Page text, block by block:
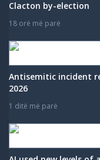
Clacton by-election
18 orë më parë
Antisemitic incident
2026
1 ditë më parë